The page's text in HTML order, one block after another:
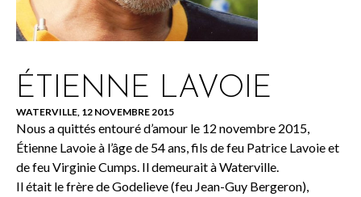
ÉTIENNE LAVOIE
WATERVILLE, 12 NOVEMBRE 2015
Nous a quittés entouré d’amour le 12 novembre 2015,
Étienne Lavoie à l’âge de 54 ans, fils de feu Patrice Lavoie et
de feu Virginie Cumps. Il demeurait à Waterville.
Il était le frère de Godelieve (feu Jean-Guy Bergeron),